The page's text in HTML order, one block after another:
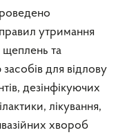
утримання
щеплень та
для відлову
дезінфікуючих
лікування,
хвороб